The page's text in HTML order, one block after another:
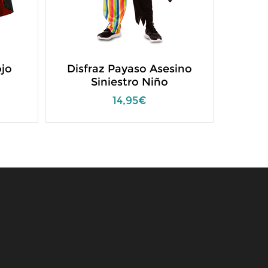
Disfraz Payaso Asesino
Siniestro Niño
14,95€